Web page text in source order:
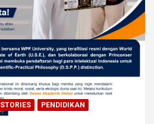
PENDIDIKAN